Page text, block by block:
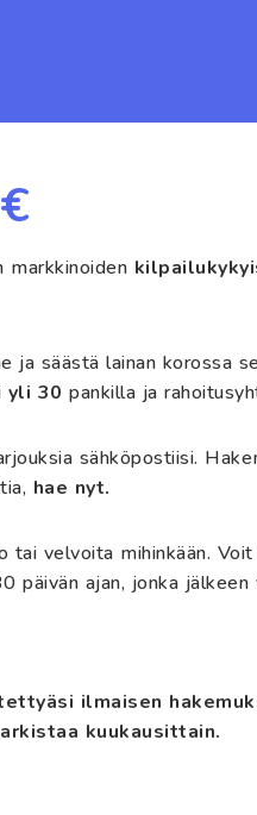
markkinoiden
säästä lainan korossa
yli 30 pankilla ja
sähköpostiisi.
hae nyt.
velvoita mihinkään. Voit
päivän ajan, jonka
ilmaisen
kuukausittain.